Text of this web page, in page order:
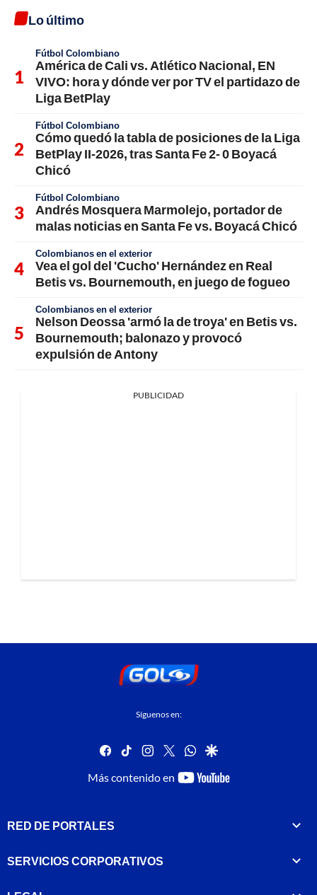
Lo último
Fútbol Colombiano
América de Cali vs. Atlético Nacional, EN
VIVO: hora y dónde ver por TV el partidazo de
Liga BetPlay
Fútbol Colombiano
Cómo quedó la tabla de posiciones de la Liga
BetPlay II-2026, tras Santa Fe 2- 0 Boyacá
Chicó
Fútbol Colombiano
Andrés Mosquera Marmolejo, portador de
malas noticias en Santa Fe vs. Boyacá Chicó
Colombianos en el exterior
Vea el gol del 'Cucho' Hernández en Real
Betis vs. Bournemouth, en juego de fogueo
Colombianos en el exterior
Nelson Deossa 'armó la de troya' en Betis vs.
Bournemouth; balonazo y provocó
expulsión de Antony
PUBLICIDAD
Síguenos en:
facebook
tiktok instagram
twitterwhatsapp
google
Más contenido en
youtube-
RED DE PORTALES
SERVICIOS CORPORATIVOS